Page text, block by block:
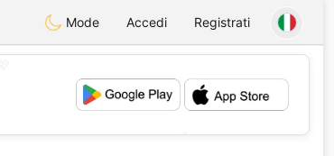
Mode Accedi Registrati